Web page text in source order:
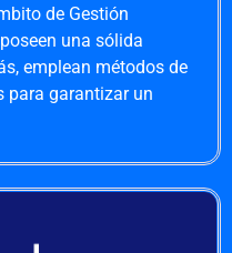
de Gestión
una sólida
emplean métodos de
para garantizar un